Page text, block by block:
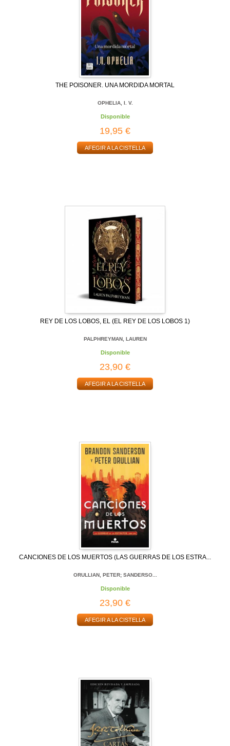
THE POISONER. UNA MORDIDA MORTAL
OPHELIA, I. V.
Disponible
19,95 €
AFEGIR A LA CISTELLA
REY DE LOS LOBOS, EL (EL REY DE LOS LOBOS 1)
PALPHREYMAN, LAUREN
Disponible
23,90 €
AFEGIR A LA CISTELLA
CANCIONES DE LOS MUERTOS (LAS GUERRAS DE LOS ESTRA...
ORULLIAN, PETER; SANDERSO...
Disponible
23,90 €
AFEGIR A LA CISTELLA